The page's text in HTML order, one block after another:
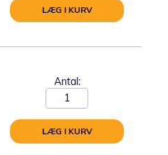
LÆG I KURV
Antal:
LÆG I KURV